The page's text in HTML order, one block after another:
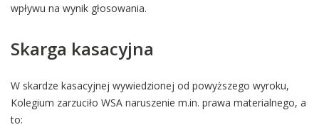
wpływu na wynik głosowania.
Skarga kasacyjna
W skardze kasacyjnej wywiedzionej od powyższego wyroku,
Kolegium zarzuciło WSA naruszenie m.in. prawa materialnego, a
to: